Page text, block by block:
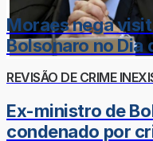
Moraes nega
Bolsonaro no Dia
REVISÃO DE CRIME
Ex-ministro de
condenado por